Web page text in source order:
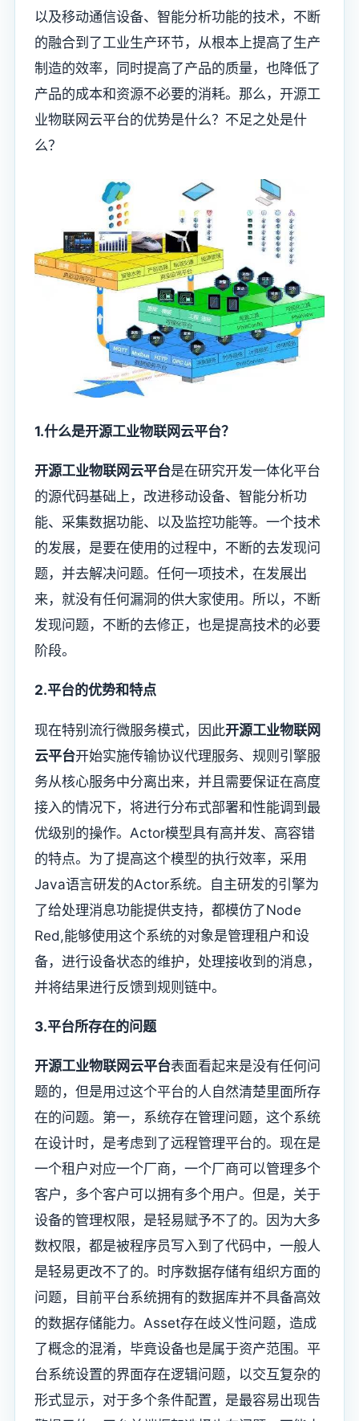
以及移动通信设备、智能分析功能的技术，不断
的融合到了工业生产环节，从根本上提高了生产
制造的效率，同时提高了产品的质量，也降低了
产品的成本和资源不必要的消耗。那么，开源工
业物联网云平台的优势是什么？不足之处是什
么？
1.什么是开源工业物联网云平台？
开源工业物联网云平台是在研究开发一体化平台
的源代码基础上，改进移动设备、智能分析功
能、采集数据功能、以及监控功能等。一个技术
的发展，是要在使用的过程中，不断的去发现问
题，并去解决问题。任何一项技术，在发展出
来，就没有任何漏洞的供大家使用。所以，不断
发现问题，不断的去修正，也是提高技术的必要
阶段。
2.平台的优势和特点
现在特别流行微服务模式，因此开源工业物联网
云平台开始实施传输协议代理服务、规则引擎服
务从核心服务中分离出来，并且需要保证在高度
接入的情况下，将进行分布式部署和性能调到最
优级别的操作。Actor模型具有高并发、高容错
的特点。为了提高这个模型的执行效率，采用
Java语言研发的Actor系统。自主研发的引擎为
了给处理消息功能提供支持，都模仿了Node
Red,能够使用这个系统的对象是管理租户和设
备，进行设备状态的维护，处理接收到的消息，
并将结果进行反馈到规则链中。
3.平台所存在的问题
开源工业物联网云平台表面看起来是没有任何问
题的，但是用过这个平台的人自然清楚里面所存
在的问题。第一，系统存在管理问题，这个系统
在设计时，是考虑到了远程管理平台的。现在是
一个租户对应一个厂商，一个厂商可以管理多个
客户，多个客户可以拥有多个用户。但是，关于
设备的管理权限，是轻易赋予不了的。因为大多
数权限，都是被程序员写入到了代码中，一般人
是轻易更改不了的。时序数据存储有组织方面的
问题，目前平台系统拥有的数据库并不具备高效
的数据存储能力。Asset存在歧义性问题，造成
了概念的混淆，毕竟设备也是属于资产范围。平
台系统设置的界面存在逻辑问题，以交互复杂的
形式显示，对于多个条件配置，是最容易出现告